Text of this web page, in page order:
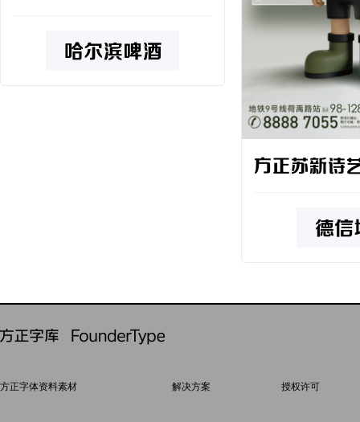
方正苏新诗
方正字体资料素材 解决方案 授权许可